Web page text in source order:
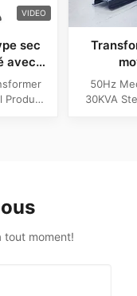
VIDEO
sec
avec
Product
Type
50Hz
30KVA
tout moment!